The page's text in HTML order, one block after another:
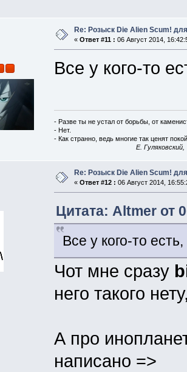
Re: Розыск Die Alien Scum!
« Ответ #11 : 06 Август 2014,
Все у кого-то
- Разве ты не устал от борьбы, от
- Нет.
- Как странно, ведь многие так ценят
E.
Re: Розыск Die Alien Scum!
« Ответ #12 : 06 Август 2014,
Цитата: Altmer от
Все у кого-то
Чот мне сразу
него такого
А про
написано =>